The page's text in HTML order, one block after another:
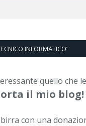
INFORMATICO’
quello che
il mio blog!
con una